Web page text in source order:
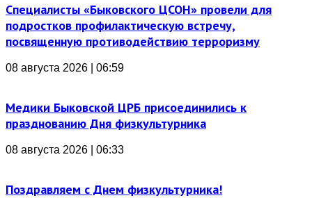
Специалисты «Быковского ЦСОН» провели для
подростков профилактическую встречу,
посвященную противодействию терроризму
08 августа 2026 | 06:59
Медики Быковской ЦРБ присоединились к
празднованию Дня физкультурника
08 августа 2026 | 06:33
Поздравляем с Днем физкультурника!